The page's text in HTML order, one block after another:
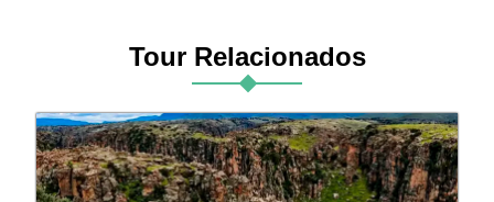
Tour Relacionados